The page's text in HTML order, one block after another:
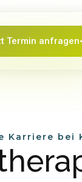
Termin anfragen
Karriere bei